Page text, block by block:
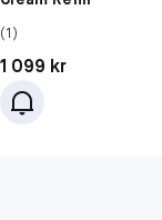
(1)
Pris: 1 099 kr
1 099 kr